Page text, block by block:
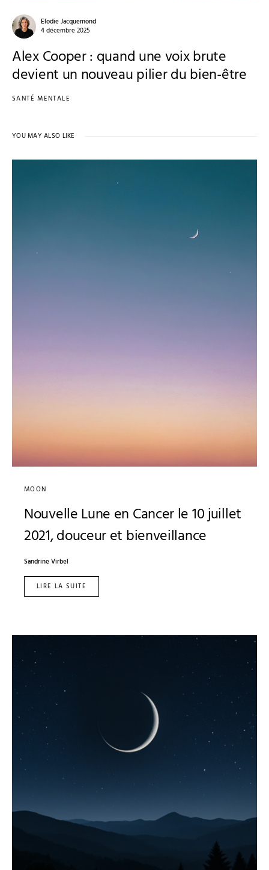
Elodie Jacquemond
4 décembre 2025
Alex Cooper : quand une voix brute
devient un nouveau pilier du bien-être
SANTÉ MENTALE
YOU MAY ALSO LIKE
MOON
Nouvelle Lune en Cancer le 10 juillet
2021, douceur et bienveillance
Sandrine Virbel
LIRE LA SUITE